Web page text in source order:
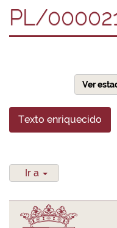
PL/
Ver
Texto enriquecido
Ir a